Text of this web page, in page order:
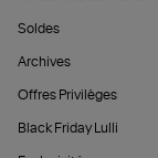
Soldes
Archives
Offres Privilèges
Black Friday Lulli